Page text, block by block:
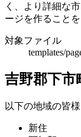
く、より詳細な
ージを作ること
対象ファイル
templates/
吉野郡下市
以下の地域の皆
新住